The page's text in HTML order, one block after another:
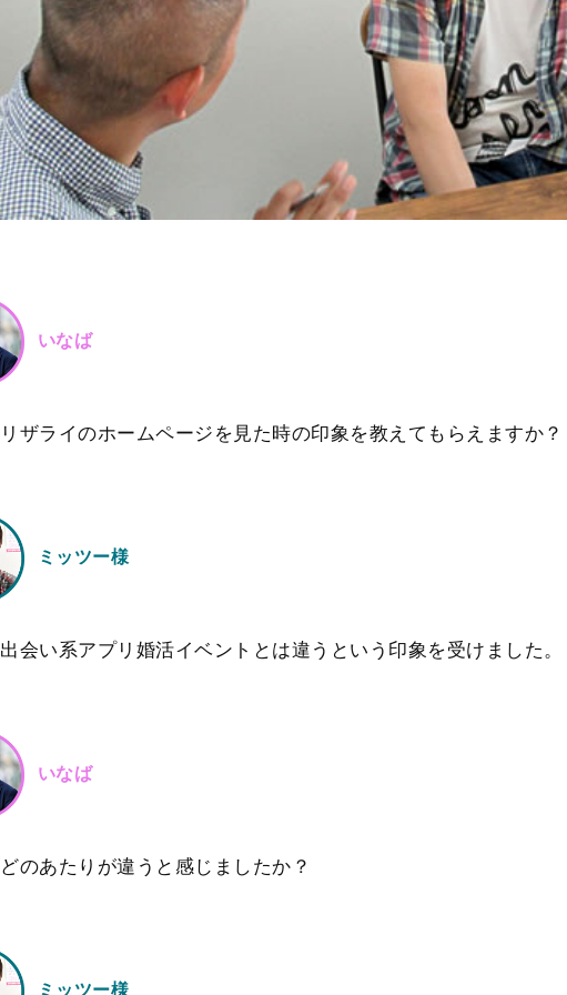
いなば
リザライのホームページを見た時の印象を教えてもらえますか？
ミッツー様
出会い系アプリ婚活イベントとは違うという印象を受けました。
いなば
どのあたりが違うと感じましたか？
ミッツー様